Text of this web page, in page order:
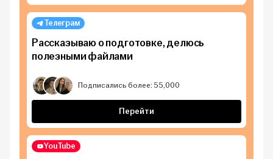
Телеграм
Рассказываю о подготовке, делюсь
полезными файлами
Перейти
Подписались более: 55,000
YouTube